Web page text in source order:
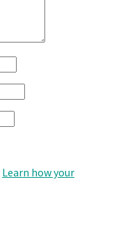
Learn how your